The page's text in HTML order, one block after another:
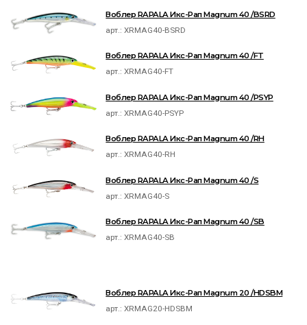
Воблер RAPALA Икс-Рап Magnum 40 /BSRD
арт.:XRMAG40-BSRD
Воблер RAPALA Икс-Рап Magnum 40 /FT
арт.:XRMAG40-FT
Воблер RAPALA Икс-Рап Magnum 40 /PSYP
арт.:XRMAG40-PSYP
Воблер RAPALA Икс-Рап Magnum 40 /RH
арт.:XRMAG40-RH
Воблер RAPALA Икс-Рап Magnum 40 /S
арт.:XRMAG40-S
Воблер RAPALA Икс-Рап Magnum 40 /SB
арт.:XRMAG40-SB
Воблер RAPALA Икс-Рап Magnum 20 /HDSBM
арт.:XRMAG20-HDSBM